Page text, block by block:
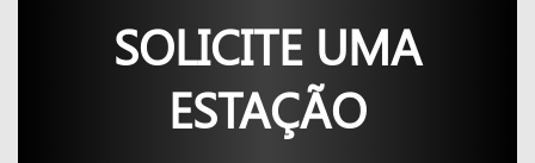
SOLICITE UMA
ESTAÇÃO